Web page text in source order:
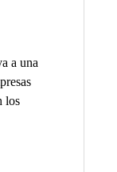
a una
los